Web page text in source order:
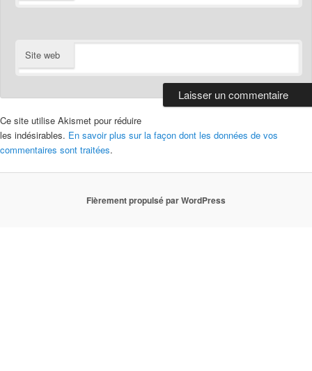
Site web
Ce site utilise Akismet pour réduire
les indésirables. En savoir plus sur la façon dont les données de vos
commentaires sont traitées.
Fièrement propulsé par WordPress